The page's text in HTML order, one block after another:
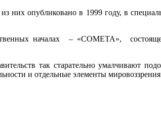
них опубликовано в 1999 году, в
началах – «COMETA»,
так старательно умалчивают
и отдельные элементы